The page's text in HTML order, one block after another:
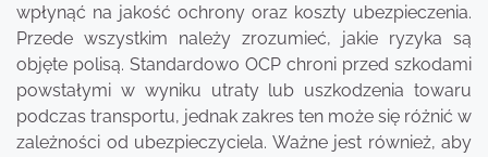
wpłynąć na jakość ochrony oraz koszty ubezpieczenia.
Przede wszystkim należy zrozumieć, jakie ryzyka są
objęte polisą. Standardowo OCP chroni przed szkodami
powstałymi w wyniku utraty lub uszkodzenia towaru
podczas transportu, jednak zakres ten może się różnić w
zależności od ubezpieczyciela. Ważne jest również, aby